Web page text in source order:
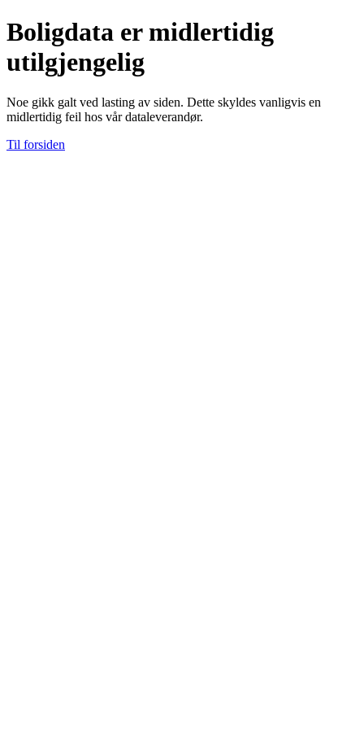
Boligdata er midlertidig
utilgjengelig
Noe gikk galt ved lasting av siden. Dette skyldes vanligvis en
midlertidig feil hos vår dataleverandør.
Til forsiden